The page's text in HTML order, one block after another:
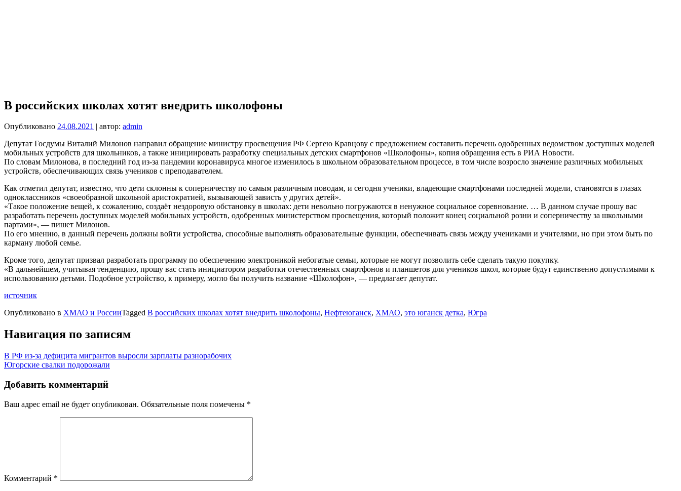
В российских школах хотят внедрить школофоны
Опубликовано 24.08.2021 | автор: admin
Депутат Госдумы Виталий Милонов направил обращение министру просвещения РФ Сергею Кравцову с предложением составить перечень одобренных ведомством доступных моделей
мобильных устройств для школьников, а также инициировать разработку специальных детских смартфонов «Школофоны», копия обращения есть в РИА Новости.
По словам Милонова, в последний год из-за пандемии коронавируса многое изменилось в школьном образовательном процессе, в том числе возросло значение различных мобильных
устройств, обеспечивающих связь учеников с преподавателем.
Как отметил депутат, известно, что дети склонны к соперничеству по самым различным поводам, и сегодня ученики, владеющие смартфонами последней модели, становятся в глазах
одноклассников «своеобразной школьной аристократией, вызывающей зависть у других детей».
«Такое положение вещей, к сожалению, создаёт нездоровую обстановку в школах: дети невольно погружаются в ненужное социальное соревнование. … В данном случае прошу вас
разработать перечень доступных моделей мобильных устройств, одобренных министерством просвещения, который положит конец социальной розни и соперничеству за школьными
партами», — пишет Милонов.
По его мнению, в данный перечень должны войти устройства, способные выполнять образовательные функции, обеспечивать связь между учениками и учителями, но при этом быть по
карману любой семье.
Кроме того, депутат призвал разработать программу по обеспечению электроникой небогатые семьи, которые не могут позволить себе сделать такую покупку.
«В дальнейшем, учитывая тенденцию, прошу вас стать инициатором разработки отечественных смартфонов и планшетов для учеников школ, которые будут единственно допустимыми к
использованию детьми. Подобное устройство, к примеру, могло бы получить название «Школофон», — предлагает депутат.
источник
Опубликовано в ХМАО и РоссииTagged В российских школах хотят внедрить школофоны, Нефтеюганск, ХМАО, это юганск детка, Югра
Навигация по записям
В РФ из-за дефицита мигрантов выросли зарплаты разнорабочих
Югорские свалки подорожали
Добавить комментарий
Ваш адрес email не будет опубликован. Обязательные поля помечены *
Комментарий *